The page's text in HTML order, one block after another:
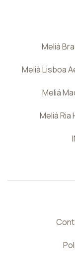
Meliá
Meliá Lisboa
Meliá
Meliá Ria